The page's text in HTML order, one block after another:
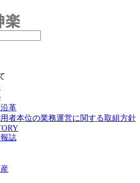
革
者本位の業務運営に関する取組方針
誌